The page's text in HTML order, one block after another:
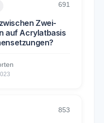
691
Zwei-
auf Acrylatbasis
853